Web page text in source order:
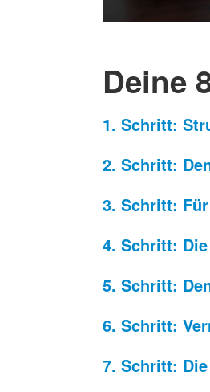
Deine
1. Schritt:
2. Schritt:
3. Schritt:
4. Schritt:
5. Schritt:
6. Schritt:
7. Schritt: